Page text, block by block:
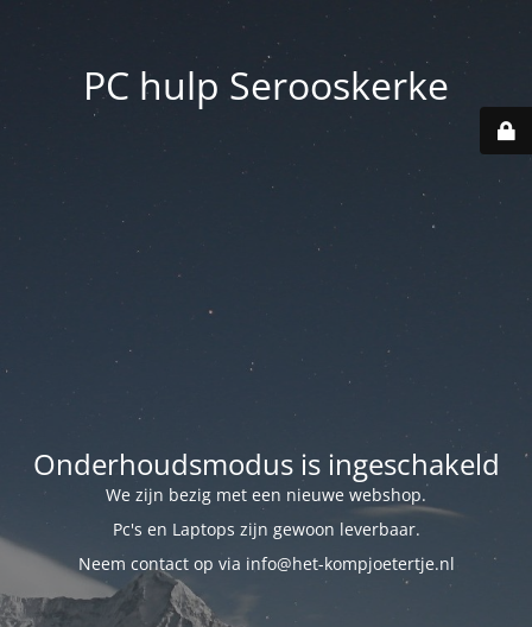
PC hulp Serooskerke
Onderhoudsmodus is ingeschakeld
We zijn bezig met een nieuwe webshop.
Pc's en Laptops zijn gewoon leverbaar.
Neem contact op via info@het-kompjoetertje.nl